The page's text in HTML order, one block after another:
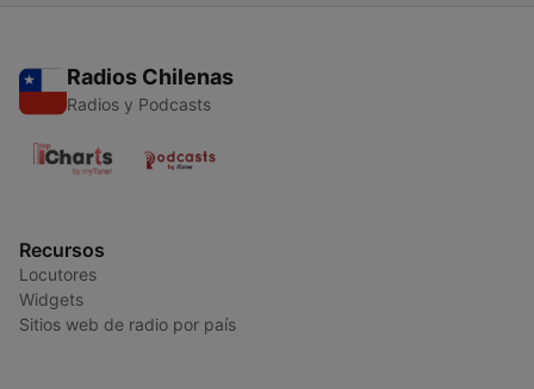
Radios Chilenas
Radios y Podcasts
Recursos
Locutores
Widgets
Sitios web de radio por país